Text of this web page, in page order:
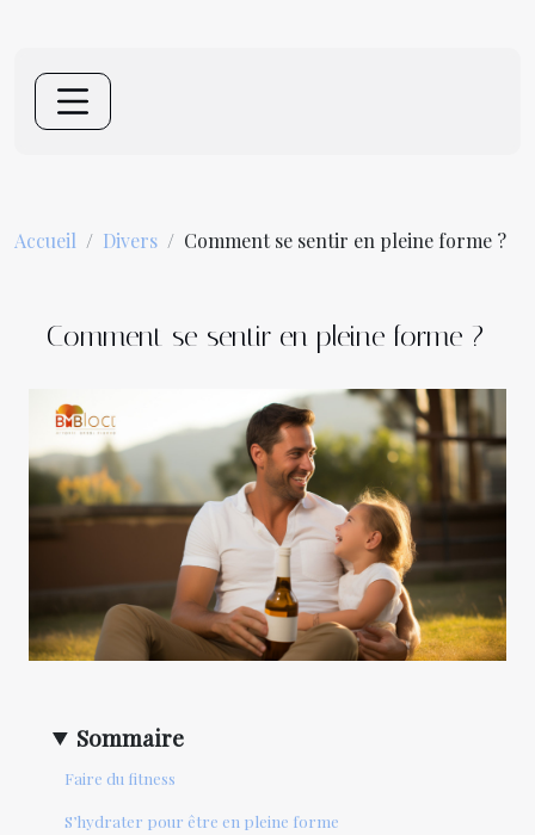
Accueil Divers Comment se sentir en pleine forme ?
Comment se sentir en pleine forme ?
Sommaire
Faire du fitness
S’hydrater pour être en pleine forme